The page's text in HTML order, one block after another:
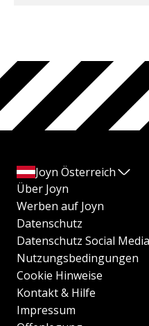
Joyn Österreich
Über Joyn
Werben auf Joyn
Datenschutz
Datenschutz Social Media
Nutzungsbedingungen
Cookie Hinweise
Kontakt & Hilfe
Impressum